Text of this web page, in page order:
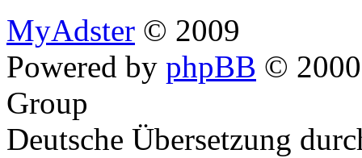
MyAdster © 2009
Powered by phpBB ©
Group
Deutsche Übersetzung